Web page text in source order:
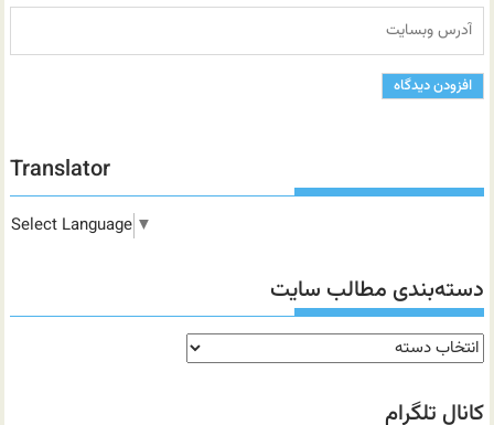
Translator
Select Language ▼
دسته‌بندی مطالب سایت
دسته‌بندی
مطالب
سایت
کانال تلگرام